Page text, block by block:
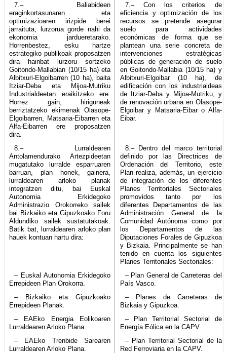
7.– Baliabideen
eraginkortasunaren eta
optimizazioaren irizpide berei
jarraituta, lurzorua gorde nahi da
ekonomia jardueretarako.
Horrenbestez, esku hartze
estrategiko publikoak proposatzen
dira hainbat lurzoru sortzeko
Goitondo-Mallabian (10/15 ha) eta
Albitxuri-Elgoibarren (10 ha), baita
Itziar-Deba eta Mijoa-Mutriku
Industrialdeetan eraikitzeko ere.
Horrez gain, hiriguneak
berriztatzeko ekimenak Olasope-
Elgoibarren, Matsaria-Eibarren eta
Alfa-Eibarren ere proposatzen
dira.
7.– Con los criterios de
eficiencia y optimización de los
recursos se pretende asegurar
suelo para actividades
económicas de forma que se
plantean una serie concreta de
intervenciones estratégicas
públicas de generación de suelo
en Goitondo-Mallabia (10/15 ha) y
Albitxuri-Elgoibar (10 ha), de
edificación con los industrialdeas
de Itziar-Deba y Mijoa-Mutriku, y
de renovación urbana en Olasope-
Elgoibar y Matsaria-Eibar o Alfa-
Eibar.
8.– Lurraldearen
Antolamendurako Artezpideetan
mugatutako lurralde esparruaren
barruan, plan honek, gainera,
lurraldearen arloko planak
integratzen ditu, bai Euskal
Autonomia Erkidegoko
Administrazio Orokorreko sailek
bai Bizkaiko eta Gipuzkoako Foru
Aldundiko sailek sustatutakoak.
Batik bat, lurraldearen arloko plan
hauek kontuan hartu dira:
8.– Dentro del marco territorial
definido por las Directrices de
Ordenación del Territorio, este
Plan realiza, además, un ejercicio
de integración de los diferentes
Planes Territoriales Sectoriales
promovidos tanto por los
diferentes Departamentos de las
Administración General de la
Comunidad Autónoma como por
los Departamentos de las
Diputaciones Forales de Gipuzkoa
y Bizkaia. Principalmente se han
tenido en cuenta los siguientes
Planes Territoriales Sectoriales:
– Euskal Autonomia Erkidegoko
Errepideen Plan Orokorra.
– Plan General de Carreteras del
País Vasco.
– Bizkaiko eta Gipuzkoako
Errepideen Planak.
– Planes de Carreteras de
Bizkaia y Gipuzkoa.
– EAEko Energia Eolikoaren
Lurraldearen Arloko Plana.
– Plan Territorial Sectorial de
Energía Eólica en la CAPV.
– EAEko Trenbide Sarearen
Lurraldearen Arloko Plana.
– Plan Territorial Sectorial de la
Red Ferroviaria en la CAPV.